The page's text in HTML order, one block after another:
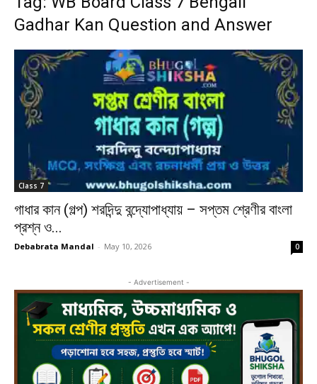
Gadhar Kan Question and Answer
Class 7
গাধার কান (গল্প) শরদিন্দু বন্দ্যোপাধ্যায় – সপ্তম শ্রেণীর বাংলা
প্রশ্ন ও...
Debabrata Mandal - May 10, 2026 0
- Advertisement -